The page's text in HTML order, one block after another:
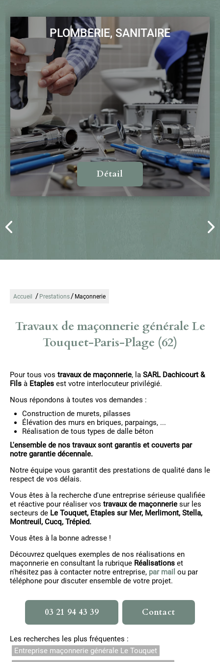
PLOMBERIE, SANITAIRE
Détail
Accueil / Prestations/ Maçonnerie
Travaux de maçonnerie générale Le
Touquet-Paris-Plage (62)
Pour tous vos travaux de maçonnerie, la SARL Dachicourt &
Fils à Etaples est votre interlocuteur privilégié.
Nous répondons à toutes vos demandes :
Construction de murets, pilasses
Élévation des murs en briques, parpaings, ...
Réalisation de tous types de dalle béton
L'ensemble de nos travaux sont garantis et couverts par
notre garantie décennale.
Notre équipe vous garantit des prestations de qualité dans le
respect de vos délais.
Vous êtes à la recherche d'une entreprise sérieuse qualifiée
et réactive pour réaliser vos travaux de maçonnerie sur les
secteurs de Le Touquet, Etaples sur Mer, Merlimont, Stella,
Montreuil, Cucq, Trépied.
Vous êtes à la bonne adresse !
Découvrez quelques exemples de nos réalisations en
maçonnerie en consultant la rubrique Réalisations et
n'hésitez pas à contacter notre entreprise, par mail ou par
téléphone pour discuter ensemble de votre projet.
03 21 94 43 39 Contact
Les recherches les plus fréquentes :
Entreprise maçonnerie générale Le Touquet